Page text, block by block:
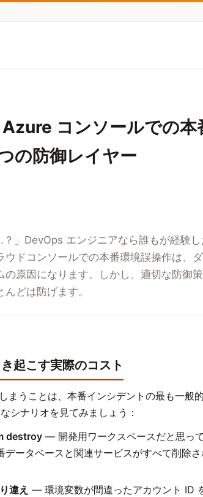
コンソールでの本
の防御レイヤー
？」DevOps エンジニアなら誰もが経験
ウドコンソールでの本番環境誤操作は、
の原因になります。しかし、適切な防御
どは防げます。
起こす実際のコスト
まうことは、本番インシデントの最も一般
シナリオを見てみましょう：
destroy — 開発用ワークスペースだと思って
データベースと関連サービスがすべて削除
違え — 環境変数が間違ったアカウント ID